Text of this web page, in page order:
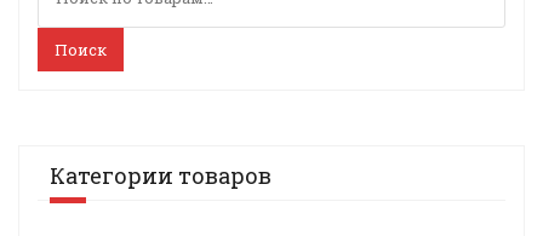
Поиск
Категории товаров